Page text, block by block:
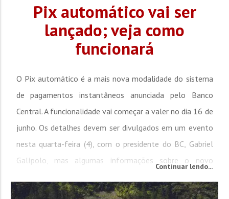
Pix automático vai ser
lançado; veja como
funcionará
O Pix automático é a mais nova modalidade do sistema
de pagamentos instantâneos anunciada pelo Banco
Central. A funcionalidade vai começar a valer no dia 16 de
junho. Os detalhes devem ser divulgados em um evento
nesta quarta-feira (4), com o presidente do BC, Gabriel
Galípolo, mas algumas informações sobre o novo
g1. A intenção é que o Pix automático facilite o
Continuar lendo...